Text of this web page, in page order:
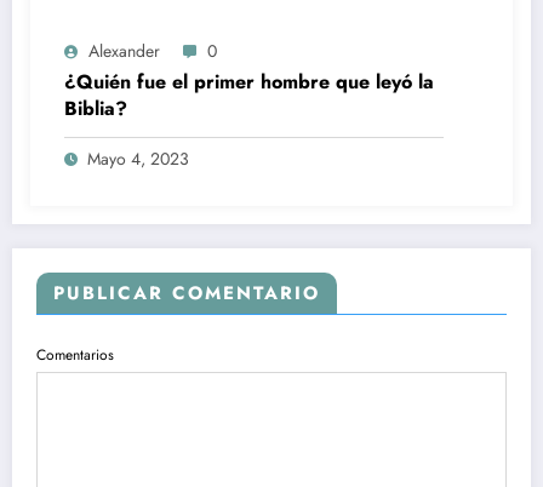
Alexander 0
¿Quién fue el primer hombre que leyó la
Biblia?
Mayo 4, 2023
PUBLICAR COMENTARIO
Comentarios